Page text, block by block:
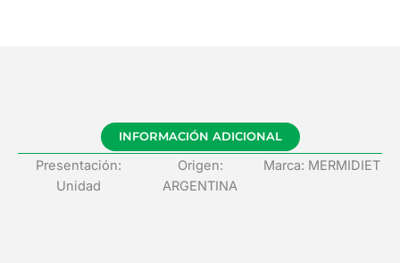
INFORMACIÓN ADICIONAL
Presentación:
Unidad
Origen:
ARGENTINA
Marca: MERMIDIET